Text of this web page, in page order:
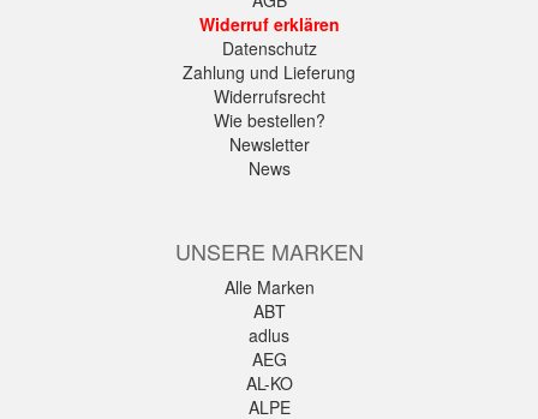
Widerruf erklären
Datenschutz
Zahlung und Lieferung
Widerrufsrecht
Wie bestellen?
Newsletter
News
UNSERE MARKEN
Alle Marken
ABT
adlus
AEG
AL-KO
ALPE